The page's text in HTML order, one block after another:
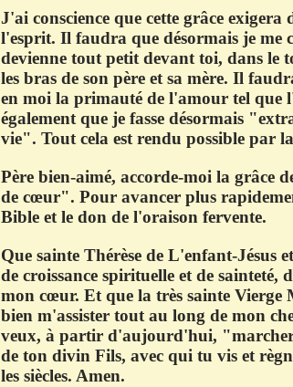
J'ai conscience que cette grâce
l'esprit. Il faudra que désormais je me
devienne tout petit devant toi, dans le
les bras de son père et sa mère. Il
en moi la primauté de l'amour tel que
également que je fasse désormais
vie". Tout cela est rendu possible par
Père bien-aimé, accorde-moi la grâce
de cœur". Pour avancer plus
Bible et le don de l'oraison fervente.
Que sainte Thérèse de L'enfant-Jésus
de croissance spirituelle et de
mon cœur. Et que la très sainte
bien m'assister tout au long de mon
veux, à partir d'aujourd'hui, "marcher
de ton divin Fils, avec qui tu vis et
les siècles. Amen.